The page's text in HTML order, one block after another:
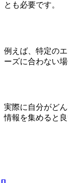
とも必要です。
例えば、特定の
ーズに合わない
実際に自分がど
情報を集めると良